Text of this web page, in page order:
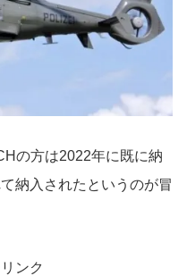
の方は2022年に既に納
納入されたというのが冒
ンク